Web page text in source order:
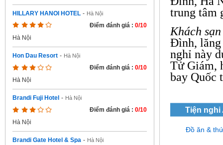
HILLARY HANOI HOTEL - Hà Nội
Điểm đánh giá : 0/10
Hà Nội
Hon Dau Resort - Hà Nội
Điểm đánh giá : 0/10
Hà Nội
Brandi Fuji Hotel - Hà Nội
Điểm đánh giá : 0/10
Hà Nội
Brandi Gate Hotel & Spa - Hà Nội
trung tâm
Khách sạn
Đình, lăng
nghỉ này
Tử Giám,
bay Quốc
Tiện nghi
Đồ ăn &